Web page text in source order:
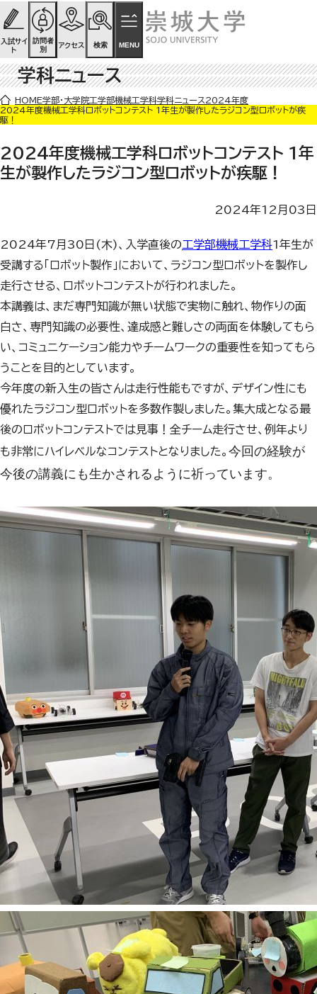
ページの先頭です
ページ内を移動するためのリンク
本文(c)へ
入試サイ
ト
訪問者
別
アクセス 検索 MENU
ここから本文です。
学科ニュース
HOME学部・大学院工学部機械工学科学科ニュース 2024年度
2024年度機械工学科ロボットコンテスト 1年生が製作したラジコン型ロボットが疾
駆！
2024年度機械工学科ロボットコンテスト 1年
生が製作したラジコン型ロボットが疾駆！
2024年12月03日
2024年7月 30 日 (木)、入学直後の工学部機械工学科1 年生が
受講する「ロボット製作」において、ラジコン型ロボットを製作し
走行させる、ロボットコンテストが行われました。
本講義は、まだ専門知識が無い状態で実物に触れ、物作りの面
白さ、専門知識の必要性、達成感と難しさの両面を体験してもら
い、コミュニケーション能力やチームワークの重要性を知ってもら
うことを目的としています。
今年度の新入生の皆さんは走行性能もですが、デザイン性にも
優れたラジコン型ロボットを多数作製しました。集大成となる最
後のロボットコンテストでは見事！全チーム走行させ、例年より
も非常にハイレベルなコンテストとなりました。 今回の経験が
今後の講義にも生かされるように祈っています。